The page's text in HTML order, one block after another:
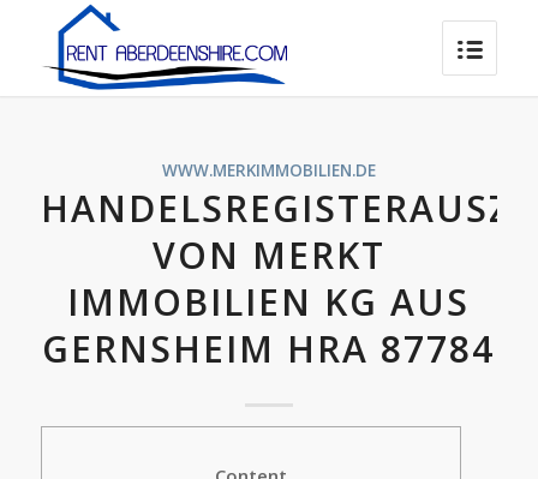
WWW.MERKIMMOBILIEN.DE
VON MERKT
IMMOBILIEN KG AUS
GERNSHEIM HRA 87784